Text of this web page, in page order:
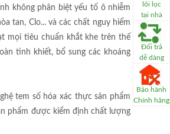
lõi lọc
tại nhà
Đổi trả
dễ dàng
Bảo hành
Chính hãng
không phân biệt yếu tố ô nhiễm
tan, Clo... và các chất nguy hiểm
mọi tiêu chuẩn khắt khe trên thế
tinh khiết, bổ sung các khoáng
tem số hóa xác thực sản phẩm
phẩm được kiểm định chất lượng